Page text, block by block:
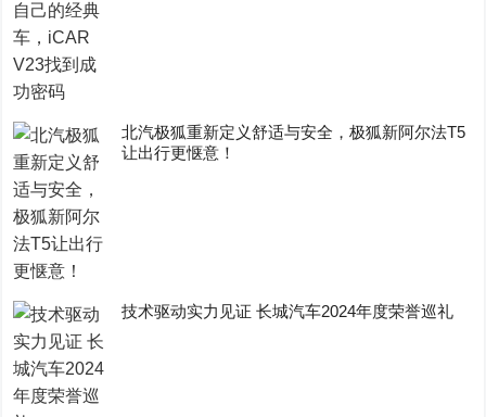
​北汽极狐重新定义舒适与安全，极狐新阿尔法T5
让出行更惬意！
技术驱动实力见证 长城汽车2024年度荣誉巡礼